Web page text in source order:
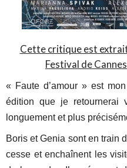
Cette critique est
Festival de
« Faute d’amour » est
édition que je retournerai
longuement et plus
Boris et Genia sont en train
cesse et enchaînent les